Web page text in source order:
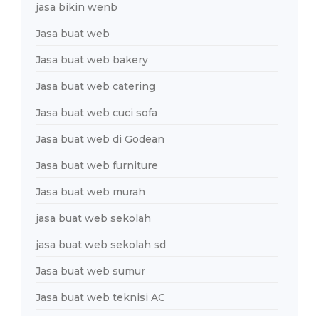
jasa bikin wenb
Jasa buat web
Jasa buat web bakery
Jasa buat web catering
Jasa buat web cuci sofa
Jasa buat web di Godean
Jasa buat web furniture
Jasa buat web murah
jasa buat web sekolah
jasa buat web sekolah sd
Jasa buat web sumur
Jasa buat web teknisi AC